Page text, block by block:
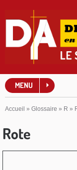
MENU
Accueil » Glossaire » R »
Rote